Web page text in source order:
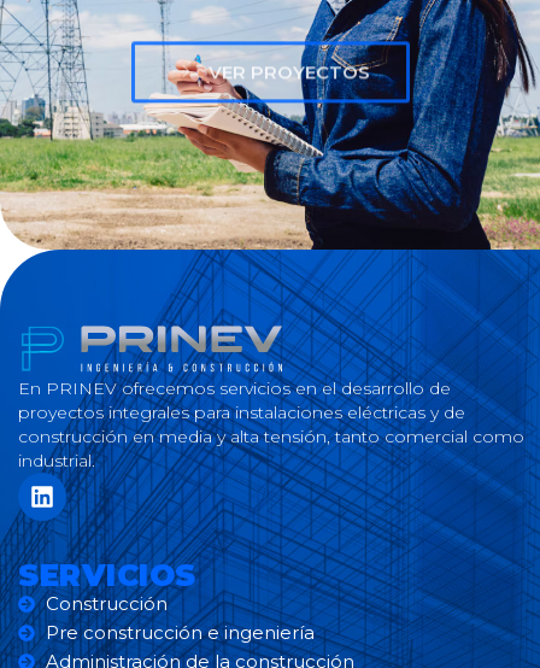
VER PROYECTOS
En PRINEV ofrecemos servicios en el desarrollo de
proyectos integrales para instalaciones eléctricas y de
construcción en media y alta tensión, tanto comercial como
industrial.
SERVICIOS
Construcción
Pre construcción e ingeniería
Administración de la construcción